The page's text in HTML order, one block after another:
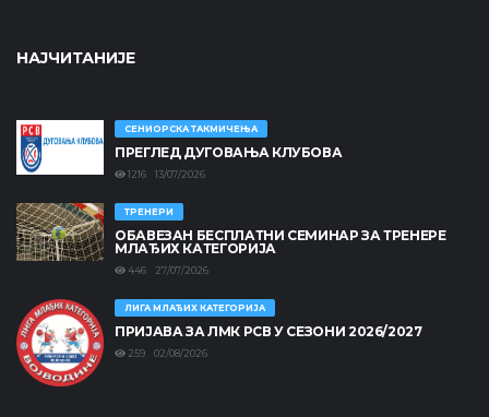
НАЈЧИТАНИЈЕ
СЕНИОРСКА ТАКМИЧЕЊА
ПРЕГЛЕД ДУГОВАЊА КЛУБОВА
1216 13/07/2026
ТРЕНЕРИ
ОБАВЕЗАН БЕСПЛАТНИ СЕМИНАР ЗА ТРЕНЕРЕ
МЛАЂИХ КАТЕГОРИЈА
446 27/07/2026
ЛИГА МЛАЂИХ КАТЕГОРИЈА
ПРИЈАВА ЗА ЛМК РСВ У СЕЗОНИ 2026/2027
259 02/08/2026